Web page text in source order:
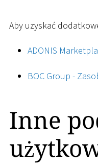
Aby uzyskać
ADONIS
BOC Group -
Inne